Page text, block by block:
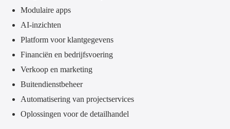
Modulaire apps
AI-inzichten
Platform voor klantgegevens
Financiën en bedrijfsvoering
Verkoop en marketing
Buitendienstbeheer
Automatisering van projectservices
Oplossingen voor de detailhandel